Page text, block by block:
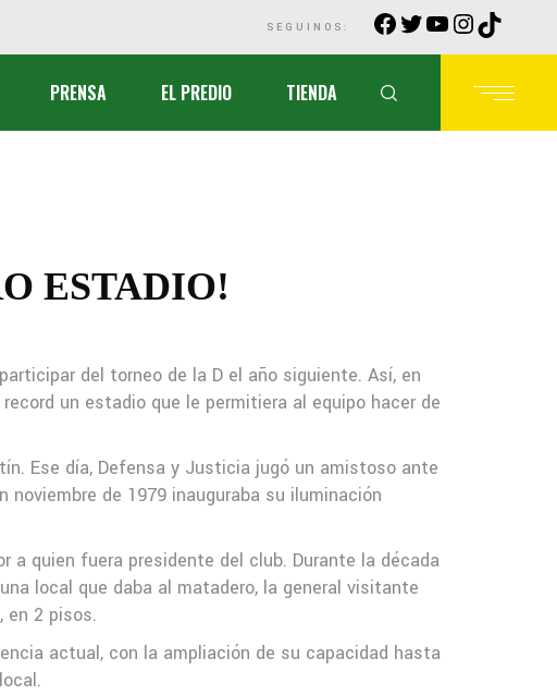
SEGUINOS: Facebook
Twitter
YouTubeInstagram
PRENSA EL PREDIO TIENDA
ESTADIO!
del torneo de la D el año siguiente. Así, en
un estadio que le permitiera al equipo hacer de
Ese día, Defensa y Justicia jugó un amistoso ante
de 1979 inauguraba su iluminación
a quien fuera presidente del club. Durante la década
local que daba al matadero, la general visitante
en 2 pisos.
actual, con la ampliación de su capacidad hasta